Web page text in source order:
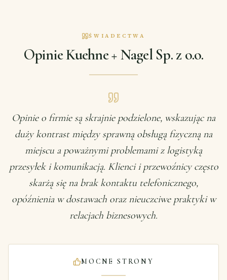
ŚWIADECTWA
Opinie Kuehne + Nagel Sp. z o.o.
Opinie o firmie są skrajnie podzielone, wskazując na
duży kontrast między sprawną obsługą fizyczną na
miejscu a poważnymi problemami z logistyką
przesyłek i komunikacją. Klienci i przewoźnicy często
skarżą się na brak kontaktu telefonicznego,
opóźnienia w dostawach oraz nieuczciwe praktyki w
relacjach biznesowych.
MOCNE STRONY